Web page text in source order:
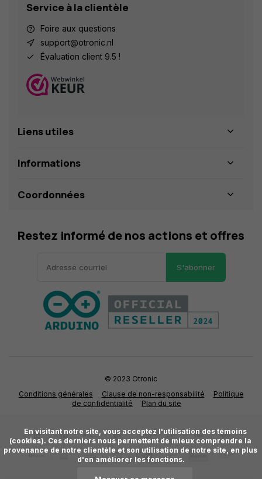
Service à la clientèle
Foire aux questions
support@otronic.nl
Évaluation client 9.5 !
Liens utiles
Informations
Coordonnées
Restez informé de nos actions et offres
S'abonner
Conditions générales Clause de non-responsabilité
Politique
de confidentialité
Plan du site
© 2023 Otronic
(cookies). Ces derniers nous permettent de mieux comprendre la
provenance de notre clientèle et son utilisation de notre site, en plus
d'en améliorer les fonctions.